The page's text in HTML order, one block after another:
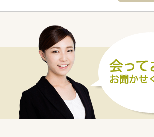
■年配の患者様との日常会話を楽しみ
■人口3000人規模の地域社会におい
【法人特徴について】
■県内で3つの調剤薬局店舗を展開し
■多職種と綿密に連携し、クリーンベ
■健康サポート薬局としての認定を
【求人情報について】
■管理薬剤師としての募集であり、
■年収は500万円から最大800万円ま
■単身の世帯主には社宅費用を全額